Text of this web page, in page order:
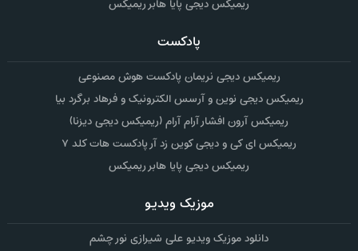
ریمیکس دیجی پایا هابر ریمیکس
پادکست
ریمیکس دیجی نریمان پادکست هوش مصنوعی
ریمیکس دیجی نوین و آرسس الکترونیک و فرهاد برگرد بیا
ریمیکس آرون افشار آرام آرام (ریمیکس دیجی دیزنا)
ریمیکس ای کی و دیجی کوین زد آر پادکست هات کلد ۷
ریمیکس دیجی پایا هابر ریمیکس
موزیک ویدیو
دانلود موزیک ویدیو علی شیرازی نور چشم